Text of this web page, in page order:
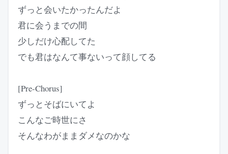
ずっと会いたかったんだよ
君に会うまでの間
少しだけ心配してた
でも君はなんて事ないって顔してる
[Pre-Chorus]
ずっとそばにいてよ
こんなご時世にさ
そんなわがままダメなのかな